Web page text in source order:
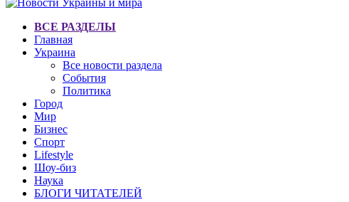
ВСЕ РАЗДЕЛЫ
Главная
Украина
Все новости раздела
События
Политика
Город
Мир
Бизнес
Спорт
Lifestyle
Шоу-биз
Наука
БЛОГИ ЧИТАТЕЛЕЙ